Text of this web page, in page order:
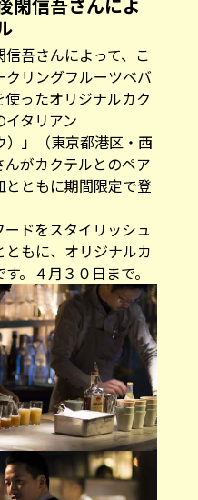
吾さんによって、こ
リングフルーツベバ
ったオリジナルカク
タリアン
）」（東京都港区・西
がカクテルとのペア
とともに期間限定で登
ドをスタイリッシュ
もに、オリジナルカ
。４月３０日まで。